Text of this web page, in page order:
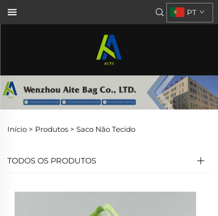
PT
Início > Produtos > Saco Não Tecido
TODOS OS PRODUTOS